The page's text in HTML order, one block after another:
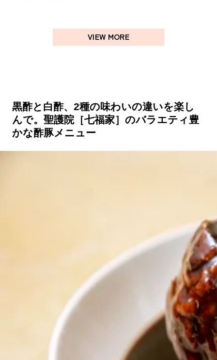
VIEW MORE
黒酢と白酢、2種の味わいの違いを楽し
んで。聖護院［七福家］のバラエティ豊
かな酢豚メニュー